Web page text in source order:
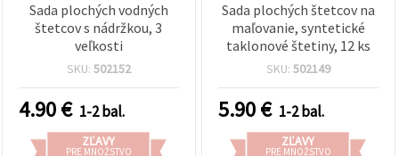
Sada plochých vodných
štetcov s nádržkou, 3
veľkosti
SKU: 502152
4.90€ 1-2 bal.
ZĽAVY
PRE MNOŽSTVO
Sada plochých štetcov na
maľovanie, syntetické
taklonové štetiny, 12 ks
SKU: 502149
5.90€ 1-2 bal.
ZĽAVY
PRE MNOŽSTVO